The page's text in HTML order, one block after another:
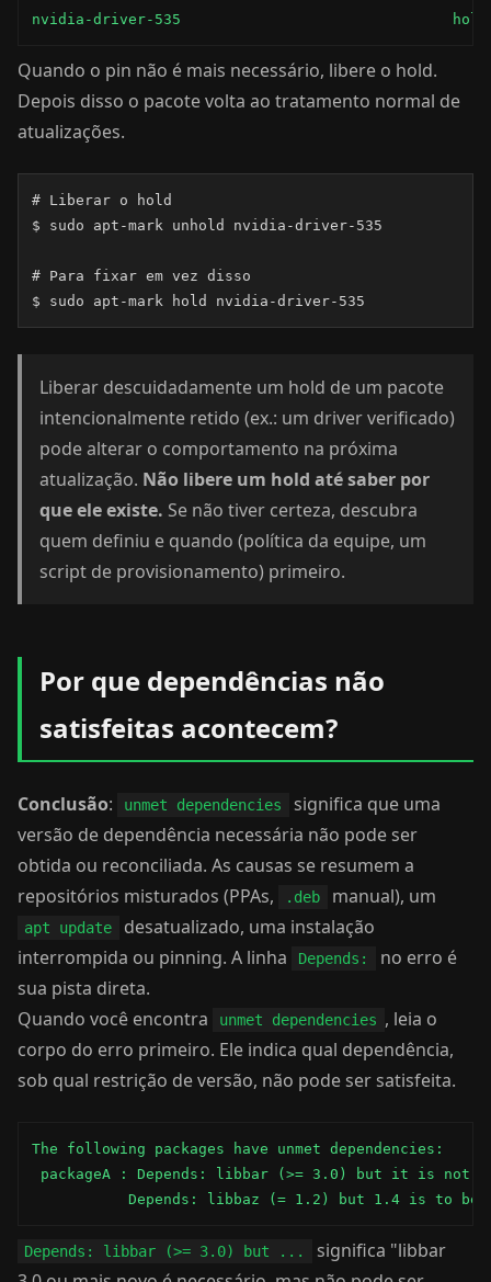
nvidia-driver-535				hold
Quando o pin não é mais necessário, libere o hold.
Depois disso o pacote volta ao tratamento normal de
atualizações.
# Liberar o hold
$ sudo apt-mark unhold nvidia-driver-535
# Para fixar em vez disso
$ sudo apt-mark hold nvidia-driver-535
Liberar descuidadamente um hold de um pacote
intencionalmente retido (ex.: um driver verificado)
pode alterar o comportamento na próxima
atualização. Não libere um hold até saber por
que ele existe. Se não tiver certeza, descubra
quem definiu e quando (política da equipe, um
script de provisionamento) primeiro.
Por que dependências não
satisfeitas acontecem?
Conclusão: unmet dependencies
significa que uma
versão de dependência necessária não pode ser
obtida ou reconciliada. As causas se resumem a
repositórios misturados (PPAs,
.deb manual), um
apt update
desatualizado, uma instalação
interrompida ou pinning. A linha
Depends:
no erro é
sua pista direta.
Quando você encontra
unmet dependencies , leia o
corpo do erro primeiro. Ele indica qual dependência,
sob qual restrição de versão, não pode ser satisfeita.
The following packages have unmet dependencies:
packageA : Depends: libbar (>= 3.0) but it is not
Depends: libbaz (= 1.2) but 1.4 is to be
Depends: libbar (>= 3.0) but ...
significa "libbar